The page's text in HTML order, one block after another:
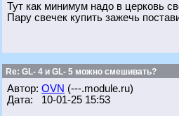
Тут как минимум надо в церковь
Пару свечек купить зажечь
Re: GL- 4 и GL- 5 можно смешивать?
Автор: OVN (---.module.ru)
Дата: 10-01-25 15:53